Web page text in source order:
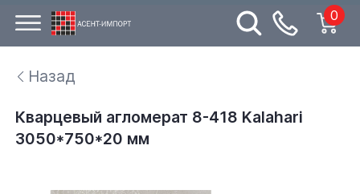
0
Назад
Кварцевый агломерат 8-418 Kalahari
3050*750*20 мм